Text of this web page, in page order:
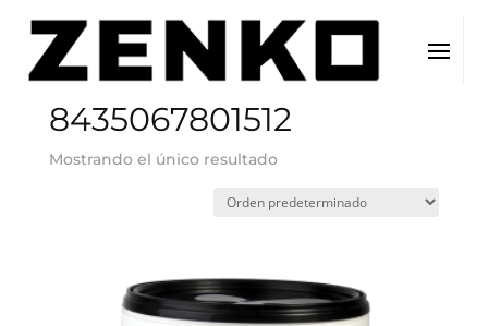
Inicio / EAN del producto / 8435067801512
8435067801512
Mostrando el único resultado